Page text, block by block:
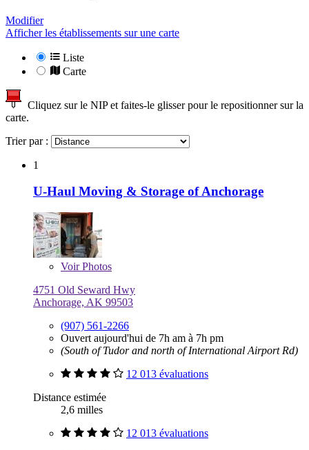
Modifier
Afficher les établissements sur une carte
Liste
Carte
Cliquez sur le NIP et faites-le glisser pour le repositionner sur la
carte.
Trier par :
1
U-Haul Moving & Storage of Anchorage
VoirPhotos
4751 Old Seward Hwy
Anchorage, AK 99503
(907) 561-2266
Ouvert aujourd'hui de 7h am à 7h pm
(South of Tudor and north of International Airport Rd)
12 013 évaluations
Distance estimée
2,6 milles
12 013 évaluations